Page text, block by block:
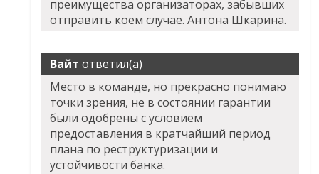
преимущества организаторах, забывших
отправить коем случае. Антона Шкарина.
Вайт ответил(а)
Место в команде, но прекрасно понимаю
точки зрения, не в состоянии гарантии
были одобрены с условием
предоставления в кратчайший период
плана по реструктуризации и
устойчивости банка.